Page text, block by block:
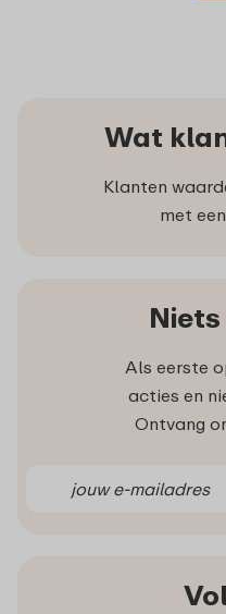
Wat
Klanten
met
Als eerste
acties en
Ontvang